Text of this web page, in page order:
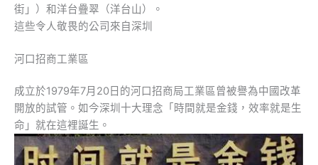
街」）和洋台疊翠（洋台山）。
這些令人敬畏的公司來自深圳
河口招商工業區
成立於1979年7月20日的河口招商局工業區曾被譽為中國改革
開放的試管。如今深圳十大理念「時間就是金錢，效率就是生
命」就在這裡誕生。